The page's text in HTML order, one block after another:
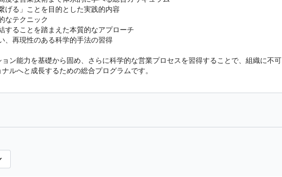
げる」ことを目的とした実践的内容
なテクニック
することを踏まえた本質的なアプローチ
、再現性のある科学的手法の習得
ン能力を基礎から固め、さらに科学的な営業プロセスを習得することで、組織に不可
ルへと成長するための総合プログラムです。